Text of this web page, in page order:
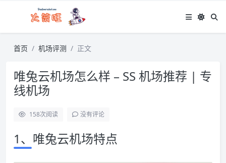
首页 机场评测 正文
唯兔云机场怎么样 – SS 机场推荐 | 专
线机场
158次阅读 没有评论
1、唯兔云机场特点